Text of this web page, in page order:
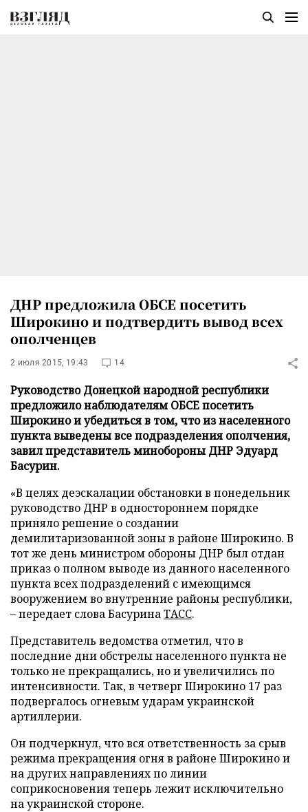
ДНР предложила ОБСЕ посетить
Широкино и подтвердить вывод всех
ополченцев
2 июля 2015, 19:43 14
Руководство Донецкой народной республики
предложило наблюдателям ОБСЕ посетить
Широкино и убедиться в том, что из населенного
пункта выведены все подразделения ополчения,
завил представитель минобороны ДНР Эдуард
Басурин.
«В целях деэскалации обстановки в понедельник
руководство ДНР в одностороннем порядке
приняло решение о создании
демилитаризованной зоны в районе Широкино. В
тот же день министром обороны ДНР был отдан
приказ о полном выводе из данного населенного
пункта всех подразделений с имеющимся
вооружением во внутренние районы республики,
– передает слова БасуринаТАСС.
Представитель ведомства отметил, что в
последние дни обстрелы населенного пункта не
только не прекращались, но и увеличились по
интенсивности. Так, в четверг Широкино 17 раз
подвергалось огневым ударам украинской
артиллерии.
Он подчеркнул, что вся ответственность за срыв
режима прекращения огня в районе Широкино и
на других направлениях по линии
соприкосновения теперь лежит исключительно
на украинской стороне.